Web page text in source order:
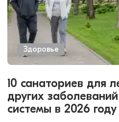
Здоровье
10 санаториев для
других
системы в 2026 году